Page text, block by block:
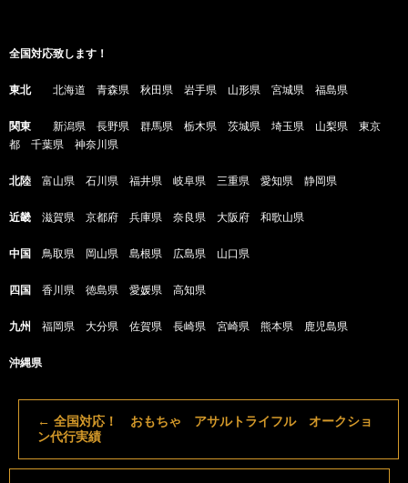
全国対応致します！
東北 北海道 青森県 秋田県 岩手県 山形県 宮城県 福島県
関東 新潟県 長野県 群馬県 栃木県 茨城県 埼玉県 山梨県 東京
都 千葉県 神奈川県
北陸 富山県 石川県 福井県 岐阜県 三重県 愛知県 静岡県
近畿 滋賀県 京都府 兵庫県 奈良県 大阪府 和歌山県
中国 鳥取県 岡山県 島根県 広島県 山口県
四国 香川県 徳島県 愛媛県 高知県
九州 福岡県 大分県 佐賀県 長崎県 宮崎県 熊本県 鹿児島県
沖縄県
← 全国対応！ おもちゃ アサルトライフル オークショ
ン代行実績